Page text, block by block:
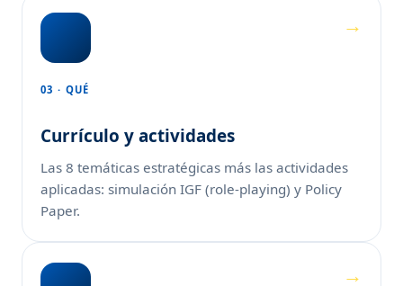
03 · QUÉ
Currículo y actividades
Las 8 temáticas estratégicas más las actividades
aplicadas: simulación IGF (role-playing) y Policy
Paper.